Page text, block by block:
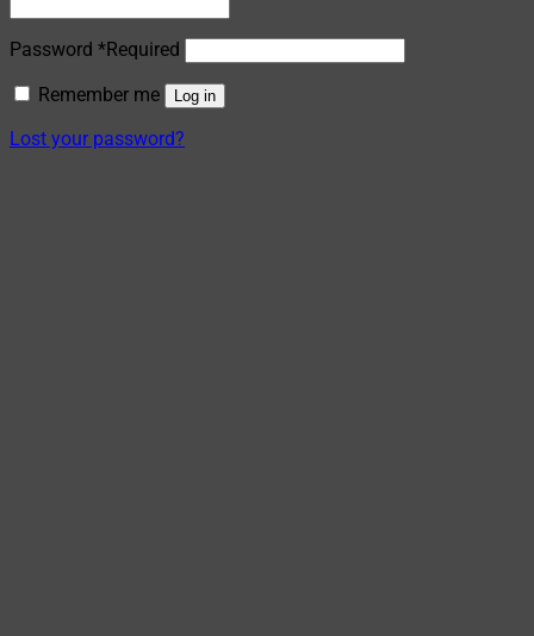
Password *Required
Remember me
Log in
Lost your password?